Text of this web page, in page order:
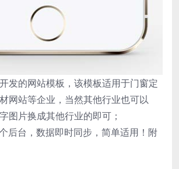
发的网站模板，该模板适用于门窗定
网站等企业，当然其他行业也可以
图片换成其他行业的即可；
后台，数据即时同步，简单适用！附